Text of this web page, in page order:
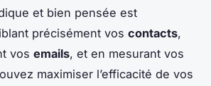
et bien pensée est
précisément vos contacts,
vos emails, et en mesurant vos
maximiser l’efficacité de vos